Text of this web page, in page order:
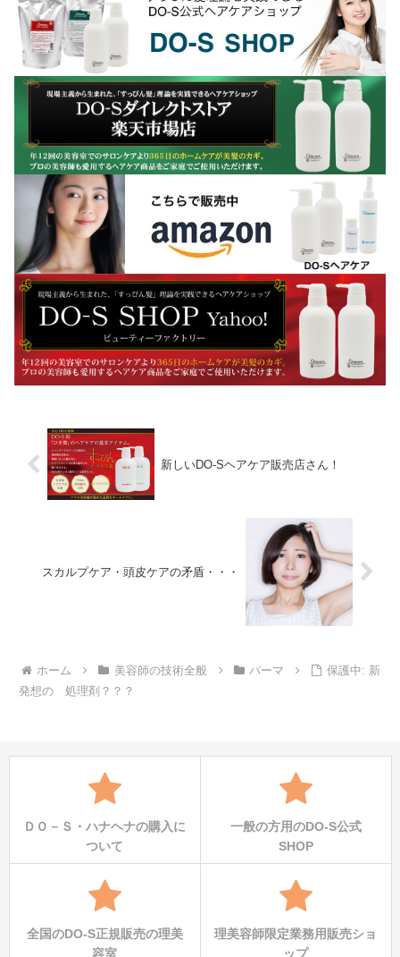
新しいDO-Sヘアケア販売店さん！
スカルプケア・頭皮ケアの矛盾・・・
ホーム 美容師の技術全般 パーマ
保護中: 新
発想の 処理剤？？？
ＤＯ－Ｓ・ハナヘナの購入に
ついて
一般の方用のDO-S公式
SHOP
全国のDO-S正規販売の理美
容室
理美容師限定業務用販売ショ
ップ